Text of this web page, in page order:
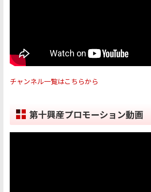
チャンネル一覧はこちらから
第十興産プロモーション動画